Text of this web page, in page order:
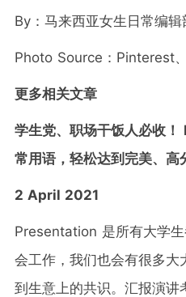
By ：马来西亚女生日常编辑
Photo Source ：Pinterest
更多相关文章
学生党、职场干饭人必收
常用语，轻松达到完美、高
2 April 2021
Presentation 是所有大学
会工作，我们也会有很多大
到生意上的共识。汇报演